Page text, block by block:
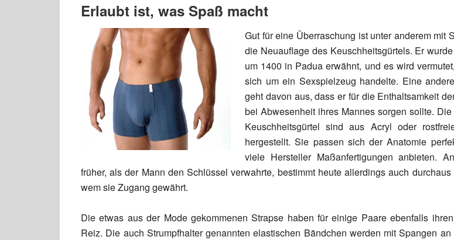
Erlaubt ist, was Spaß macht
Gut für eine Überraschung ist unter anderem mit
die Neuauflage des Keuschheitsgürtels. Er
um 1400 in Padua erwähnt, und es wird
sich um ein Sexspielzeug handelte. Eine
geht davon aus, dass er für die Enthaltsamkeit
bei Abwesenheit ihres Mannes sorgen sollte.
Keuschheitsgürtel sind aus Acryl oder
hergestellt. Sie passen sich der Anatomie
viele Hersteller Maßanfertigungen anbieten.
früher, als der Mann den Schlüssel verwahrte, bestimmt heute allerdings auch durchaus
wem sie Zugang gewährt.
Die etwas aus der Mode gekommenen Strapse haben für einige Paare ebenfalls
Reiz. Die auch Strumpfhalter genannten elastischen Bändchen werden mit Spangen